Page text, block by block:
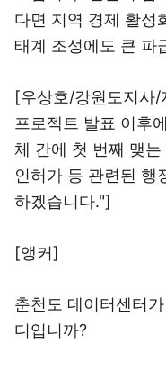
다면 지역 경제 활성
태계 조성에도 큰 파
[우상호/강원도지사
프로젝트 발표 이후
체 간에 첫 번째 맺
인허가 등 관련된 행
하겠습니다."]
[앵커]
춘천도 데이터센터
디입니까?